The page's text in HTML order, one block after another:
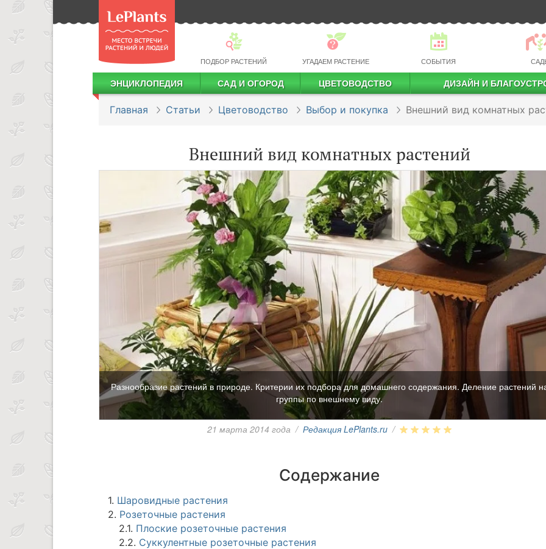
ПОДБОР РАСТЕНИЙ УГАДАЕМ РАСТЕНИЕ СОБЫТИЯ
ЭНЦИКЛОПЕДИЯ САД И ОГОРОД ЦВЕТОВОДСТВО ДИЗАЙН И
Главная Статьи Цветоводство Выбор и покупка Внешний вид комнатных
Внешний вид комнатных растений
Разнообразие растений в природе. Критерии их подбора для домашнего содержания. Деление растений
группы по внешнему виду.
21 марта 2014 года / Редакция LePlants.ru /
Содержание
1. Шаровидные растения
2. Розеточные растения
2.1. Плоские розеточные растения
2.2. Суккулентные розеточные растения